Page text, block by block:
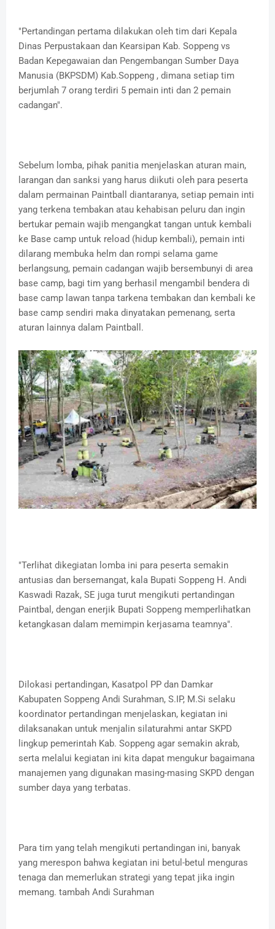
"Pertandingan pertama dilakukan oleh tim dari Kepala
Dinas Perpustakaan dan Kearsipan Kab. Soppeng vs
Badan Kepegawaian dan Pengembangan Sumber Daya
Manusia (BKPSDM) Kab.Soppeng , dimana setiap tim
berjumlah 7 orang terdiri 5 pemain inti dan 2 pemain
cadangan".
Sebelum lomba, pihak panitia menjelaskan aturan main,
larangan dan sanksi yang harus diikuti oleh para peserta
dalam permainan Paintball diantaranya, setiap pemain inti
yang terkena tembakan atau kehabisan peluru dan ingin
bertukar pemain wajib mengangkat tangan untuk kembali
ke Base camp untuk reload (hidup kembali), pemain inti
dilarang membuka helm dan rompi selama game
berlangsung, pemain cadangan wajib bersembunyi di area
base camp, bagi tim yang berhasil mengambil bendera di
base camp lawan tanpa tarkena tembakan dan kembali ke
base camp sendiri maka dinyatakan pemenang, serta
aturan lainnya dalam Paintball.
"Terlihat dikegiatan lomba ini para peserta semakin
antusias dan bersemangat, kala Bupati Soppeng H. Andi
Kaswadi Razak, SE juga turut mengikuti pertandingan
Paintbal, dengan enerjik Bupati Soppeng memperlihatkan
ketangkasan dalam memimpin kerjasama teamnya".
Dilokasi pertandingan, Kasatpol PP dan Damkar
Kabupaten Soppeng Andi Surahman, S.IP, M.Si selaku
koordinator pertandingan menjelaskan, kegiatan ini
dilaksanakan untuk menjalin silaturahmi antar SKPD
lingkup pemerintah Kab. Soppeng agar semakin akrab,
serta melalui kegiatan ini kita dapat mengukur bagaimana
manajemen yang digunakan masing-masing SKPD dengan
sumber daya yang terbatas.
Para tim yang telah mengikuti pertandingan ini, banyak
yang merespon bahwa kegiatan ini betul-betul menguras
tenaga dan memerlukan strategi yang tepat jika ingin
memang. tambah Andi Surahman